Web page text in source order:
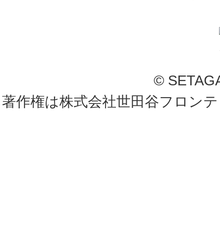
©
著作権は株式会社世田谷フロン